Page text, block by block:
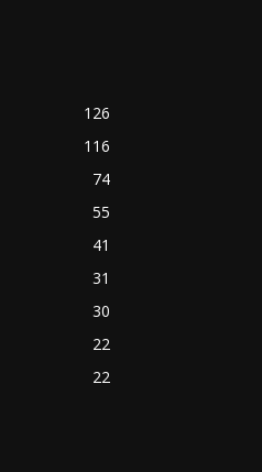
126
116
74
55
41
31
30
22
22